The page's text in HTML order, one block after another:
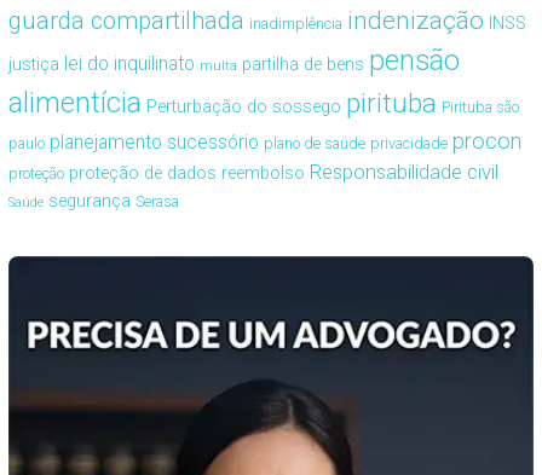
guarda compartilhada inadimplência indenização INSS
justiça lei do inquilinato multa partilha de bens pensão
alimentícia Perturbação do sossego pirituba Pirituba são
paulo planejamento sucessório plano de saúde privacidade procon
proteção proteção de dados reembolso Responsabilidade civil
Saúde segurança Serasa